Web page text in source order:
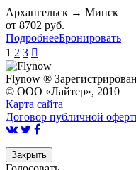
Архангельск → Минск
от 8702 руб.
ПодробнееБронировать
1 2 3 
Flynow ®
© ООО «Лайтер», 2010
Карта сайта
Договор публичной
Закрыть